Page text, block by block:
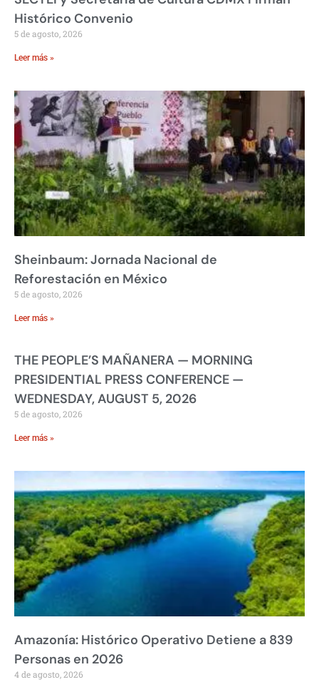
Histórico Convenio
5 de agosto, 2026
Leer más »
Sheinbaum: Jornada Nacional de
Reforestación en México
5 de agosto, 2026
Leer más »
THE PEOPLE’S MAÑANERA — MORNING
PRESIDENTIAL PRESS CONFERENCE —
WEDNESDAY, AUGUST 5, 2026
5 de agosto, 2026
Leer más »
Amazonía: Histórico Operativo Detiene a 839
Personas en 2026
4 de agosto, 2026